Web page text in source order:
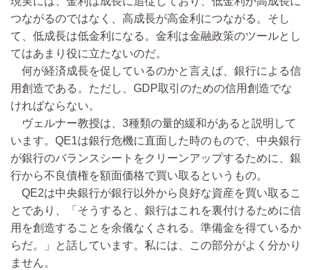
つながるのではなく、高成長が高金利につながる。そし
て、低成長は低金利になる。金利は金融政策のツールとし
てはあまり役に立たないのだ。
何が経済成長を促しているのかと言えば、銀行による信
用創造である。ただし、GDP取引のための信用創造でな
ければならない。
ヴェルナー教授は、3種類の量的緩和があると説明して
います。QE1は銀行危機に直面した時のもので、中央銀行
が銀行のバランスシートをクリーンアップするために、銀
行から不良債権を額面価格で買い取るというもの。
QE2は中央銀行が銀行以外から良好な資産を買い取るこ
とであり、「そうすると、銀行はこれを裏付けるために信
用を創造することを余儀なくされる。準備金を得ているか
らだ。」と話しています。私には、この部分がよく分かり
ません。